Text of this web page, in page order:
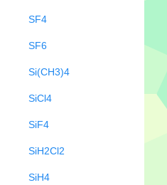
SF4
SF6
Si(CH3)4
SiCl4
SiF4
SiH2Cl2
SiH4